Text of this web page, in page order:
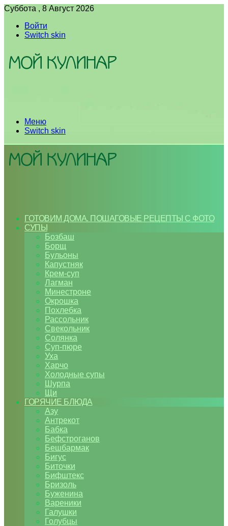
Суббота , 8 Август 2026
Войти
Switch skin
Меню
Switch skin
ГОТОВИМ ДОМА. ПОШАГОВЫЕ РЕЦЕПТЫ С ФОТО
СУПЫ
Бозбаш
Борщ
Бульоны
Капустняк
Крем-суп
Лагман
Минестроне
Окрошка
Похлебка
Рассольник
Свекольник
Солянка
Суп-пюре
Уха
Харчо
Холодные супы
Шурпа
Щи
ГОРЯЧИЕ БЛЮДА
Азу
Антрекот
Бабка
Бефстроганов
Бешбармак
Бигус
Биточки
Бифштекс
Бризоль
Буженина
Вареники
Галушки
Голубцы